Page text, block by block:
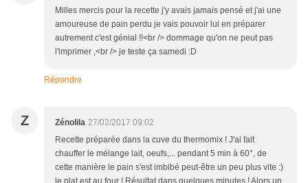
Milles mercis pour la recette j'y avais jamais pensé et j'ai une
amoureuse de pain perdu je vais pouvoir lui en préparer
autrement c'est génial !!<br /> dommage qu'on ne peut pas
l'imprimer ,<br /> je teste ça samedi :D
Répondre
Z Zénolila 27/02/2017 09:02
Recette préparée dans la cuve du thermomix ! J'ai fait
chauffer le mélange lait, oeufs,... pendant 5 min à 60°, de
cette manière le pain s'est imbibé peut-être un peu plus vite :)
le plat est au four ! Résultat dans quelques minutes ! Alors un